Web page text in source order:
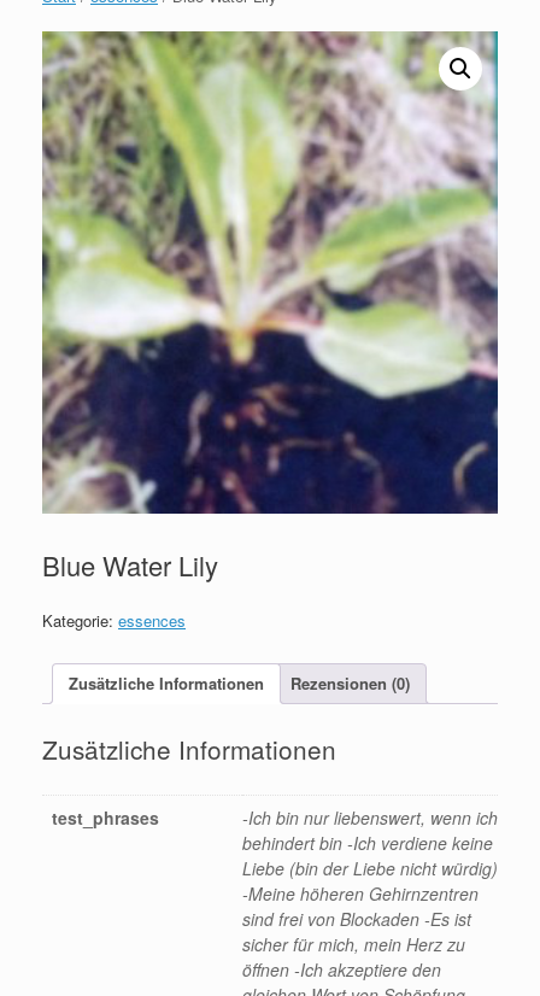
Blue Water Lily
Kategorie: essences
Zusätzliche Informationen Rezensionen (0)
Zusätzliche Informationen
test_phrases
-Ich bin nur liebenswert, wenn ich
behindert bin -Ich verdiene keine
Liebe (bin der Liebe nicht würdig)
-Meine höheren Gehirnzentren
sind frei von Blockaden -Es ist
sicher für mich, mein Herz zu
öffnen -Ich akzeptiere den